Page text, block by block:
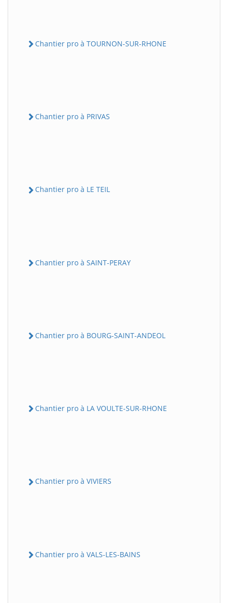
Chantier pro à TOURNON-SUR-RHONE
Chantier pro à PRIVAS
Chantier pro à LE TEIL
Chantier pro à SAINT-PERAY
Chantier pro à BOURG-SAINT-ANDEOL
Chantier pro à LA VOULTE-SUR-RHONE
Chantier pro à VIVIERS
Chantier pro à VALS-LES-BAINS